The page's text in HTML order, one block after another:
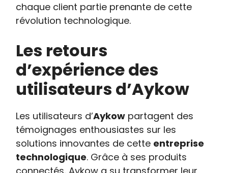
chaque client partie prenante de cette
révolution technologique.
Les retours
d’expérience des
utilisateurs d’Aykow
Les utilisateurs d’Aykow partagent des
témoignages enthousiastes sur les
solutions innovantes de cette entreprise
technologique. Grâce à ses produits